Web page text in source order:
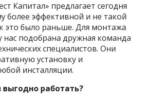
Капитал» предлагает сегодня
более эффективной и не такой
это было раньше. Для монтажа
нас подобрана дружная команда
специалистов. Они
установку и
инсталляции.
работать?